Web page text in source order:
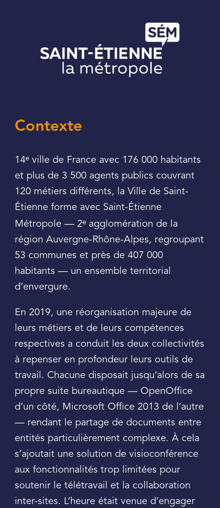
Contexte
14ᵉville de France avec 176 000 habitants
et plus de 3 500 agents publics couvrant
120 métiers différents, la Ville de Saint-
Étienne forme avec Saint-Étienne
Métropole — 2ᵉagglomération de la
région Auvergne-Rhône-Alpes, regroupant
53 communes et près de 407 000
habitants — un ensemble territorial
d’envergure.
En 2019, une réorganisation majeure de
leurs métiers et de leurs compétences
respectives a conduit les deux collectivités
à repenser en profondeur leurs outils de
travail. Chacune disposait jusqu’alors de sa
propre suite bureautique — OpenOffice
d’un côté, Microsoft Office 2013 de l’autre
— rendant le partage de documents entre
entités particulièrement complexe. À cela
s’ajoutait une solution de visioconférence
aux fonctionnalités trop limitées pour
soutenir le télétravail et la collaboration
inter-sites. L’heure était venue d’engager